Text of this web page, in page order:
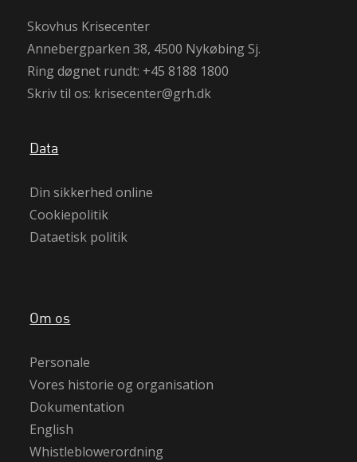
Skovhus Krisecenter
Annebergparken 38, 4500 Nykøbing Sj.
Ring døgnet rundt: +45 8188 1800
Skriv til os: krisecenter@grh.dk
Data
Din sikkerhed online
Cookiepolitik
Dataetisk politik
Om os
Personale
Vores historie og organisation
Dokumentation
English
Whistleblowerordning